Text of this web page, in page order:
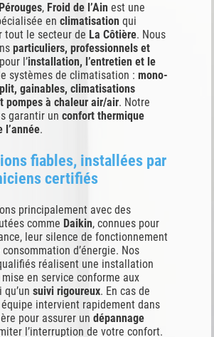
Pérouges, Froid de l’Ain est une
enclimatisation qui
tout le secteur de La Côtière. Nous
particuliers, professionnels et
pour l’installation, l’entretien et le
systèmes de climatisation :mono-
gainables, climatisations
pompes à chaleur air/air. Notre
garantir unconfort thermique
l’année.
fiables, installées par
certifiés
principalement avec des
comme Daikin, connues pour
leur silence de fonctionnement
d’énergie. Nos
réalisent une installation
en service conforme aux
qu’unsuivi rigoureux. En cas de
intervient rapidement dans
pour assurer undépannage
l’interruption de votre confort.